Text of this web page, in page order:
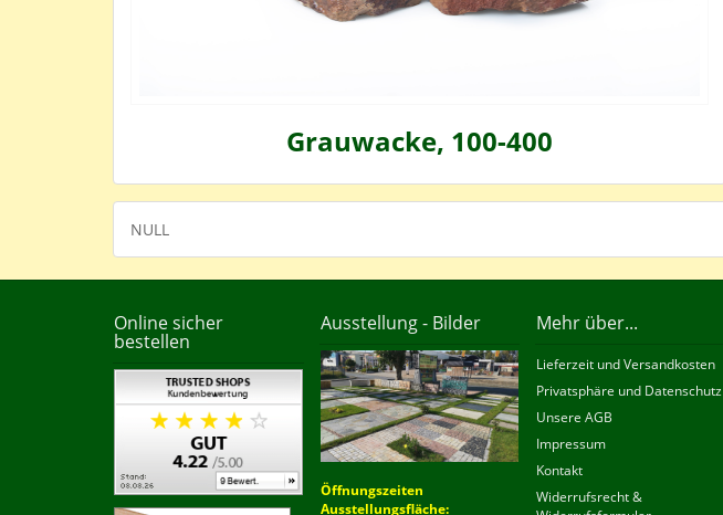
Grauwacke, 100-400
NULL
Online sicher
bestellen
Ausstellung - Bilder
Öffnungszeiten
Ausstellungsfläche:
Mehr über...
Lieferzeit und Versandkosten
Privatsphäre und Datenschutz
Unsere AGB
Impressum
Kontakt
Widerrufsrecht &